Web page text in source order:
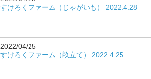
すけろくファーム（じゃがいも） 2022.4.28
2022/04/25
すけろくファーム（畝立て） 2022.4.25